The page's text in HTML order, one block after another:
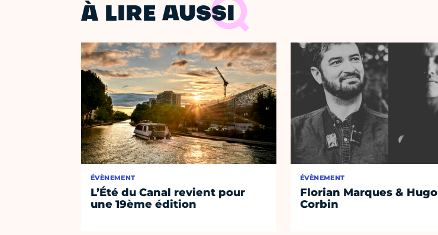
À LIRE AUSSI
ÉVÈNEMENT
L’Été du Canal revient pour
une 19ème édition
ÉVÈNEMENT
Florian Marques & Hugo
Corbin